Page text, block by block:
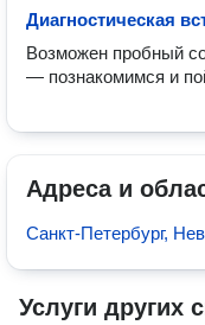
Диагностическая
Возможен пробный
— познакомимся и
Адреса и
Санкт-Петербург,
Услуги других